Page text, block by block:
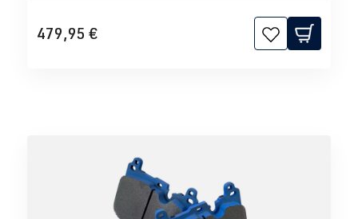
479,95 €